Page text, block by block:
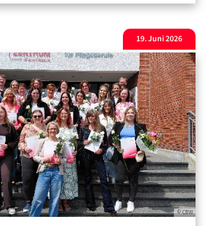
© CBW
19. Juni 2026